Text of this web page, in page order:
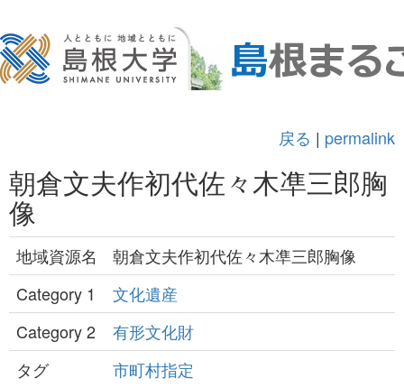
戻る | permalink
朝倉文夫作初代佐々木凖三郎胸
像
地域資源名
朝倉文夫作初代佐々木凖三郎胸像
Category 1
文化遺産
Category 2
有形文化財
タグ
市町村指定